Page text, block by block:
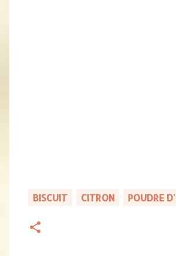
BISCUIT CITRON POUDRE